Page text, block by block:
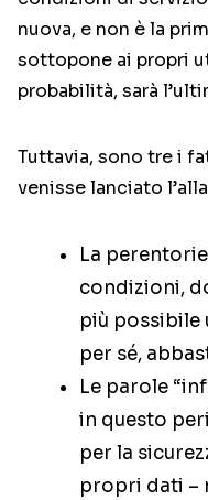
nuova, e non è la
sottopone ai propri
probabilità, sarà
Tuttavia, sono tre i
venisse lanciato
La
condizioni,
più possibile
per sé,
Le parole
in questo
per la
propri dati –